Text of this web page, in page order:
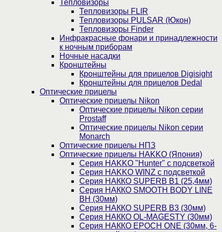
Тепловизоры
Тепловизоры FLIR
Тепловизоры PULSAR (Юкон)
Тепловизоры Finder
Инфракрасные фонари и принадлежности
к ночным приборам
Ночные насадки
Кронштейны
Кронштейны для прицелов Digisight
Кронштейны для прицелов Dedal
Оптические прицелы
Оптические прицелы Nikon
Оптические прицелы Nikon серии
Prostaff
Оптические прицелы Nikon серии
Monarch
Оптические прицелы НПЗ
Оптические прицелы HAKKO (Япония)
Cерия HAKKO "Hunter" с подсветкой
Серия НAKKO WINZ с подсветкой
Серия НАККО SUPERB B1 (25,4мм)
Серия НАККО SMOOTH BODY LINE
BH (30мм)
Серия НАККО SUPERB B3 (30мм)
Серия НАККО OL-MAGESTY (30мм)
Серия НАККО EPOCH ONE (30мм, 6-